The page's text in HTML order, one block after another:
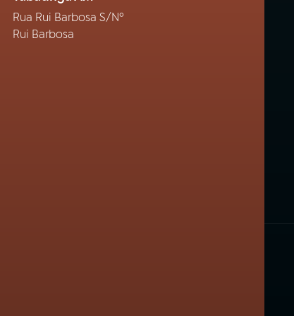
Rua Rui Barbosa S/Nº
Rui Barbosa